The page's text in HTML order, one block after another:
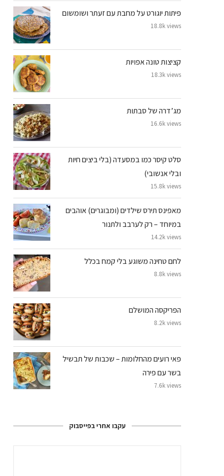
פיתות יוגורט על מחבת עם זעתר ושומשום
18.8k views
קציצות טונה אפויות
18.3k views
מג’דרה של סבתות
16.6k views
סלט קיסר כמו במסעדה (בלי ביצים חיות
ובלי אנשובי)
15.8k views
מאפינס תירס שילדים (ומבוגרים) אוהבים
במיוחד – רק לערבב ולתנור
14.2k views
לחם טחינה משוגע בלי קמח בכלל
8.8k views
הפריקסה המושלם
8.2k views
פאי רועים מהחלומות – שכבות של תבשיל
בשר עם פירה
7.6k views
עקבו אחרי בפייסבוק